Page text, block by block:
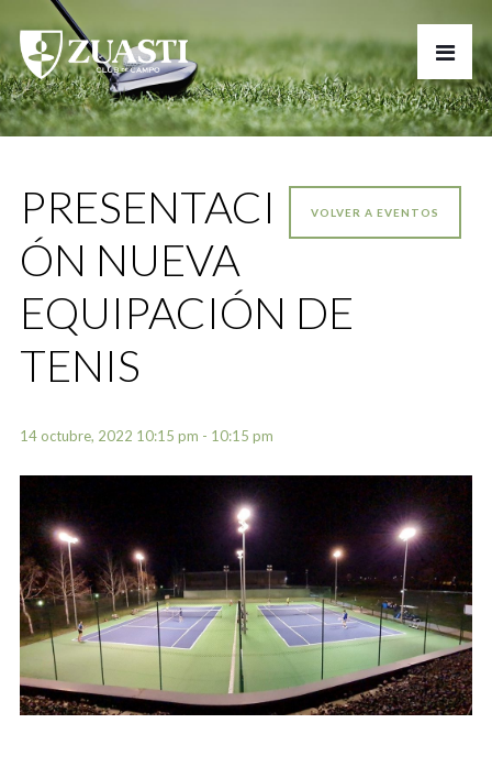
VOLVER A EVENTOS
PRESENTACI
ÓN NUEVA
EQUIPACIÓN DE
TENIS
14 octubre, 2022 10:15 pm - 10:15 pm